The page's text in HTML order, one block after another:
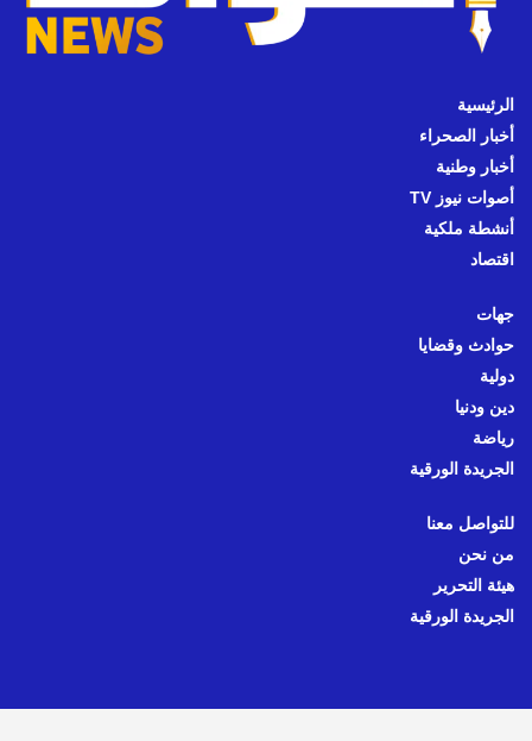
الرئيسية
أخبار الصحراء
أخبار وطنية
أصوات نيوز TV
أنشطة ملكية
اقتصاد
جهات
حوادث وقضايا
دولية
دين ودنيا
رياضة
الجريدة الورقية
للتواصل معنا
من نحن
هيئة التحرير
الجريدة الورقية